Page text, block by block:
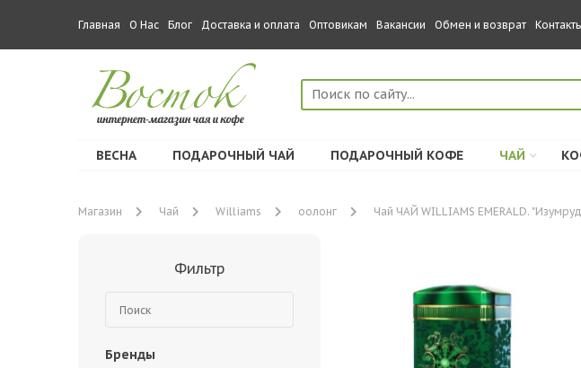
Главная О Нас Блог Доставка и оплата Оптовикам Вакансии Обмен и возврат
ВЕСНА ПОДАРОЧНЫЙ ЧАЙ ПОДАРОЧНЫЙ КОФЕ ЧАЙ
Магазин Чай Williams оолонг Чай ЧАЙ WILLIAMS EMERALD.
Фильтр
Бренды